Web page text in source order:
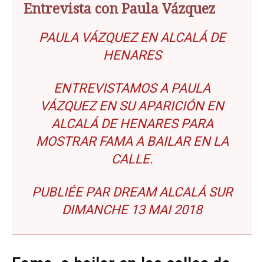
Entrevista con Paula Vázquez
Fama, a bailar en las calles de
Alcalá de Henares